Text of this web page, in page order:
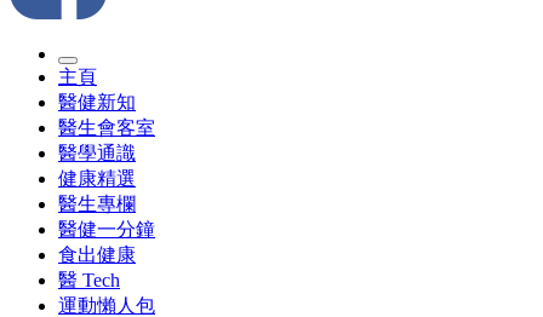
主頁
醫健新知
醫生會客室
醫學通識
健康精選
醫生專欄
醫健一分鐘
食出健康
醫 Tech
運動懶人包